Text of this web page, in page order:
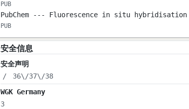
PUB
PubChem --- Fluorescence in situ
PUB
安全信息
安全声明
/
36\/37\/38
WGK Germany
3